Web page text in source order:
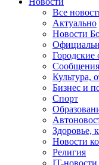
Все
Актуально
Новости
Городские
Культура,
Бизнес и
Спорт
Здоровье,
Новости
Религия
IT-новости